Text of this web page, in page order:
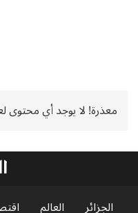
معذرة! لا يوجد أي محتوى
الجزائر العالم